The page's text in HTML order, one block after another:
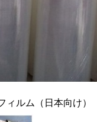
ィルム（日本向け）